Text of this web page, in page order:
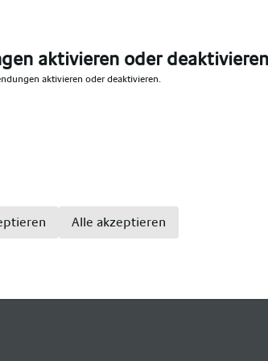
beraten. Postalisch eingesendete
vernichtet. Konditionen werden
Bereich, mit einem
und Vollzeitstellen für:
Hebammen, Pflegefachkraft,
Pflegefachfrau, Pflegefachmann,
Intensivfachkraft,
aktivieren oder deaktivieren
aktivieren oder deaktivieren.
Alle akzeptieren